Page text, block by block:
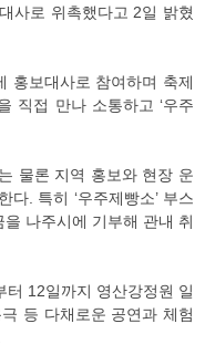
사로 위촉했다고 2일 밝혔
홍보대사로 참여하며 축제
직접 만나 소통하고 ‘우주
물론 지역 홍보와 현장 운
. 특히 ‘우주제빵소’ 부스
나주시에 기부해 관내 취
터 12일까지 영산강정원 일
등 다채로운 공연과 체험